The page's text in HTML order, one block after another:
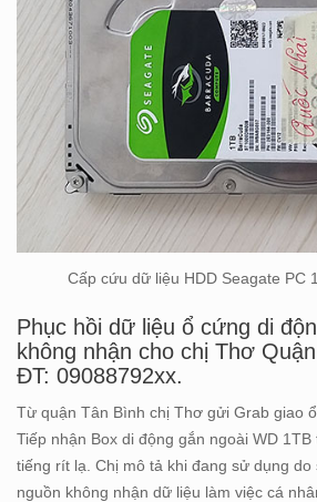
Cấp cứu dữ liệu HDD Seagate PC
Phục hồi dữ liệu ổ cứng di
không nhận cho chị Thơ
ĐT: 09088792xx.
Từ quận Tân Bình chị Thơ gửi Grab giao
Tiếp nhận Box di động gắn ngoài WD
tiếng rít lạ. Chị mô tả khi đang sử dụng
nguồn không nhận dữ liệu làm việc cá